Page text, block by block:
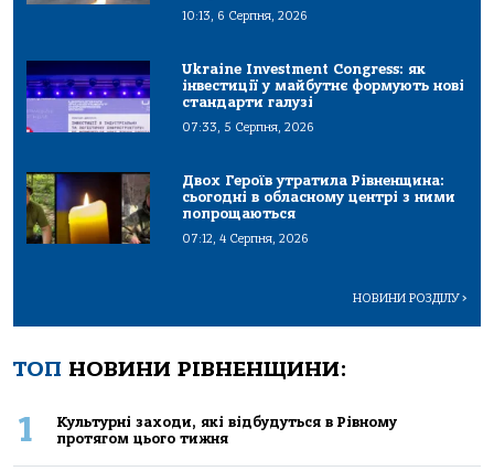
10:13, 6 Серпня, 2026
Ukraine Investment Congress: як
інвестиції у майбутнє формують нові
стандарти галузі
07:33, 5 Серпня, 2026
Двох Героїв утратила Рівненщина:
сьогодні в обласному центрі з ними
попрощаються
07:12, 4 Серпня, 2026
НОВИНИ РОЗДІЛУ>
ТОП НОВИНИ РІВНЕНЩИНИ:
1
Культурні заходи, які відбудуться в Рівному
протягом цього тижня